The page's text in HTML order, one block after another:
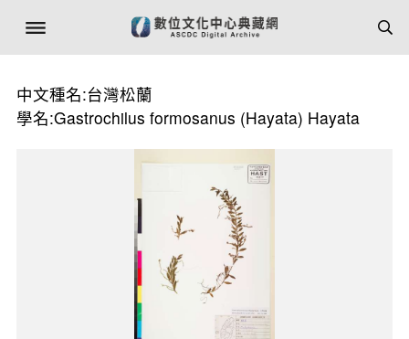
中文種名:台灣松蘭
學名:Gastrochilus formosanus (Hayata) Hayata